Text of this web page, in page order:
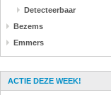
Detecteerbaar
Bezems
Emmers
ACTIE DEZE WEEK!